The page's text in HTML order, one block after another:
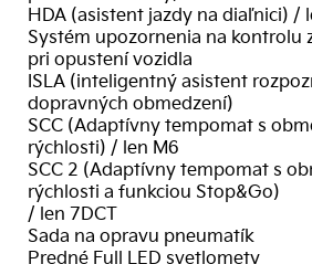
HDA (asistent jazdy na diaľnici) /
Systém upozornenia na kontrolu
pri opustení vozidla
ISLA (inteligentný asistent
dopravných obmedzení)
SCC (Adaptívny tempomat s
rýchlosti) / len M6
SCC 2 (Adaptívny tempomat s
rýchlosti a funkciou Stop&Go)
/ len 7DCT
Sada na opravu pneumatík
Predné Full LED svetlomety